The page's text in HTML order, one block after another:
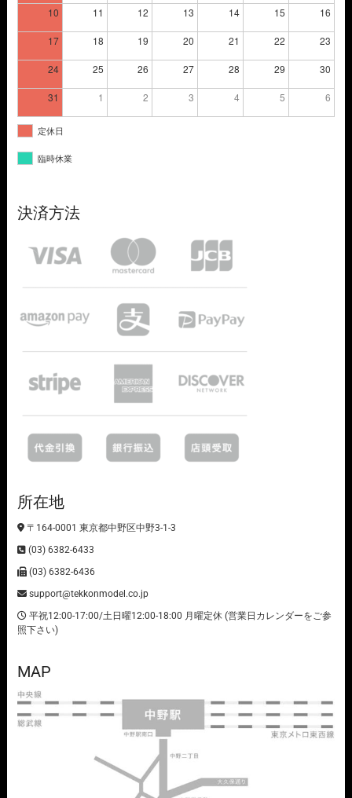
10 11 12 13 14 15 16
17 18 19 20 21 22 23
24 25 26 27 28 29 30
31 1 2 3 4 5 6
定休日
臨時休業
決済方法
所在地
〒164-0001 東京都中野区中野3-1-3
(03) 6382-6433
(03) 6382-6436
support@tekkonmodel.co.jp
平祝12:00-17:00/土日曜12:00-18:00 月曜定休 (営業日カレンダーをご参
照下さい)
MAP